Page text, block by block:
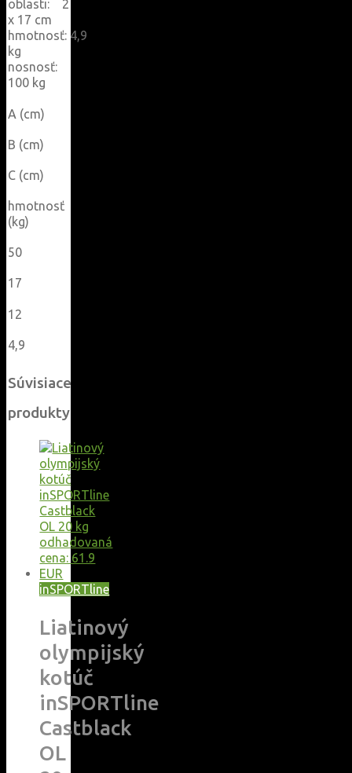
oblasti: 2
x 17 cm
hmotnosť: 4,9
kg
nosnosť:
100 kg
A (cm)
B (cm)
C (cm)
hmotnosť
(kg)
50
17
12
4,9
Súvisiace
produkty
inSPORTline
Liatinový
olympijský
kotúč
inSPORTline
Castblack
OL